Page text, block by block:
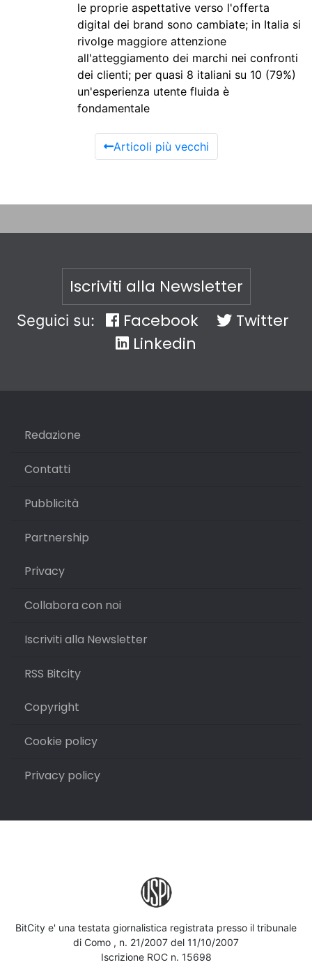
le proprie aspettative verso l'offerta
digital dei brand sono cambiate; in Italia si
rivolge maggiore attenzione
all'atteggiamento dei marchi nei confronti
dei clienti; per quasi 8 italiani su 10 (79%)
un'esperienza utente fluida è
fondamentale
Articoli più vecchi
Iscriviti alla Newsletter
Seguici su: Facebook
Twitter
Linkedin
Redazione
Contatti
Pubblicità
Partnership
Privacy
Collabora con noi
Iscriviti alla Newsletter
RSS Bitcity
Copyright
Cookie policy
Privacy policy
BitCity e' una testata giornalistica registrata presso il tribunale
di Como , n. 21/2007 del 11/10/2007
Iscrizione ROC n. 15698